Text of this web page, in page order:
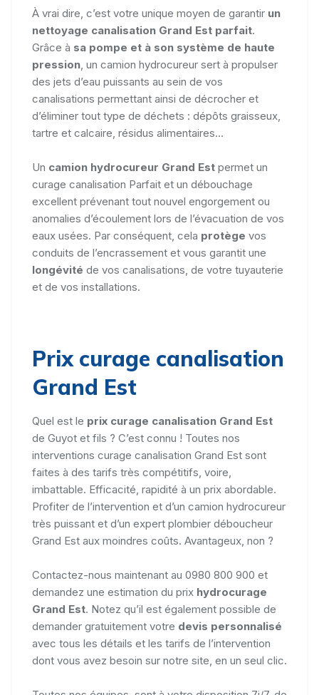
À vrai dire, c’est votre unique moyen de garantir un
nettoyage canalisation Grand Est parfait.
Grâce à sa pompe et à son système de haute
pression, un camion hydrocureur sert à propulser
des jets d’eau puissants au sein de vos
canalisations permettant ainsi de décrocher et
d’éliminer tout type de déchets : dépôts graisseux,
tartre et calcaire, résidus alimentaires...
Un camion hydrocureur Grand Est permet un
curage canalisation Parfait et un débouchage
excellent prévenant tout nouvel engorgement ou
anomalies d’écoulement lors de l’évacuation de vos
eaux usées. Par conséquent, cela protège vos
conduits de l’encrassement et vous garantit une
longévité de vos canalisations, de votre tuyauterie
et de vos installations.
Prix curage canalisation
Grand Est
Quel est le prix curage canalisation Grand Est
de Guyot et fils ? C’est connu ! Toutes nos
interventions curage canalisation Grand Est sont
faites à des tarifs très compétitifs, voire,
imbattable. Efficacité, rapidité à un prix abordable.
Profiter de l’intervention et d’un camion hydrocureur
très puissant et d’un expert plombier déboucheur
Grand Est aux moindres coûts. Avantageux, non ?
Contactez-nous maintenant au 0980 800 900 et
demandez une estimation du prix hydrocurage
Grand Est. Notez qu’il est également possible de
demander gratuitement votre devis personnalisé
avec tous les détails et les tarifs de l’intervention
dont vous avez besoin sur notre site, en un seul clic.